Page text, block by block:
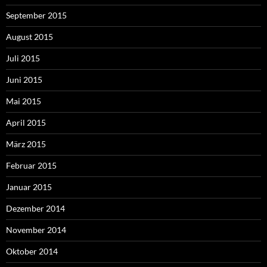
September 2015
August 2015
Juli 2015
Juni 2015
Mai 2015
April 2015
März 2015
Februar 2015
Januar 2015
Dezember 2014
November 2014
Oktober 2014